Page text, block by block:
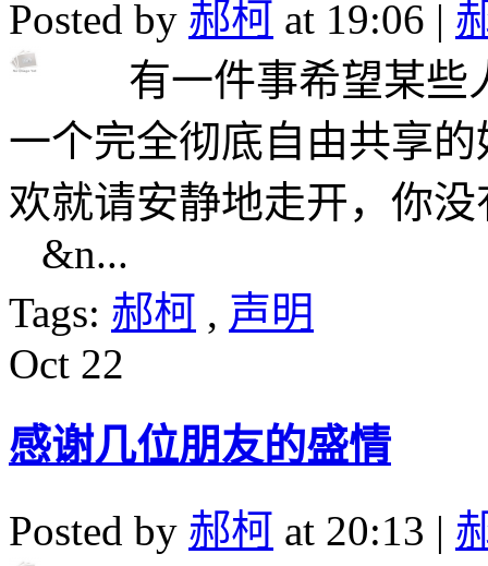
Posted by 郝柯 at 19:06 |
有一件事希望某些
一个完全彻底自由共享
欢就请安静地走开，你
&n...
Tags: 郝柯 , 声明
Oct 22
感谢几位朋友的盛情
Posted by 郝柯 at 20:13 |